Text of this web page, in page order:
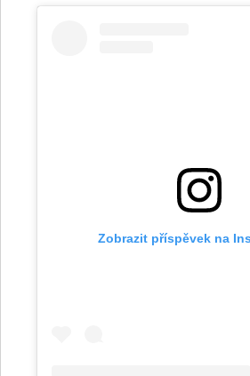
Zobrazit příspěvek na